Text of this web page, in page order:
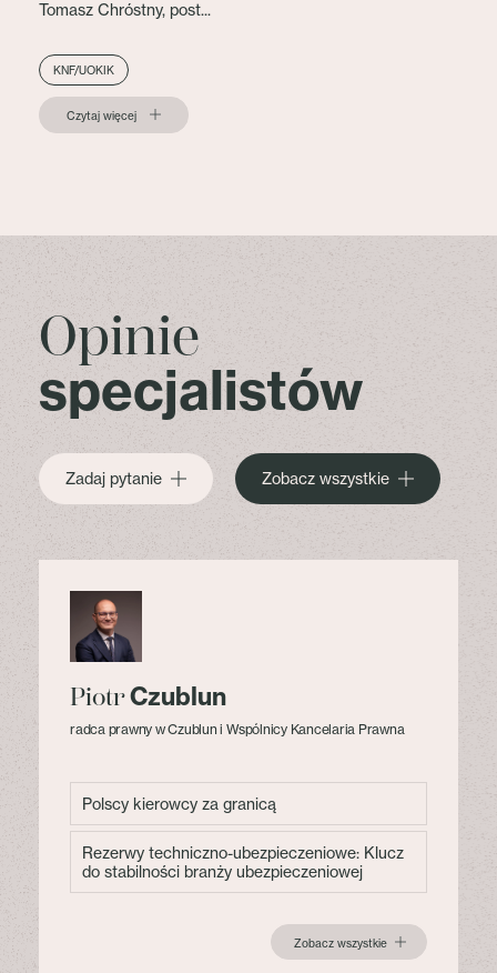
Tomasz Chróstny, post...
KNF/UOKIK
Czytaj więcej
Opinie
specjalistów
Zadaj pytanie Zobacz wszystkie
PiotrCzublun
radca prawny w Czublun i Wspólnicy Kancelaria Prawna
Polscy kierowcy za granicą
Rezerwy techniczno-ubezpieczeniowe: Klucz
do stabilności branży ubezpieczeniowej
Zobacz wszystkie